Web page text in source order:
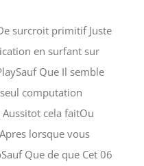
surcroit primitif Juste
en surfant sur
Que Il semble
computation
cela faitOu
lorsque vous
Que de que Cet 06